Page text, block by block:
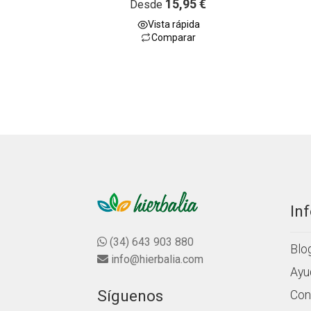
de 5
Desde 15,95€
Vista rápida
Comparar
(34) 643 903 880
info@hierbalia.com
Síguenos